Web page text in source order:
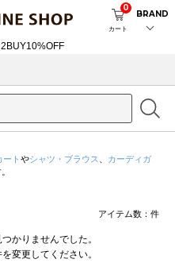
カート
0
BRAND
ート やシャツ・ブラウス
カーディガ
アイテム数： 件
かりませんでした。
変更してください。